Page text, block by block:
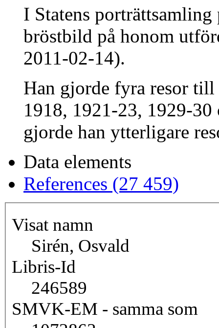
I Statens
bröstbild på honom
2011-02-14).
Han gjorde fyra resor
1918, 1921-23, 1929-
gjorde han ytterligare
Data elements
References (27 459)
Visat namn
Sirén, Osvald
Libris-Id
246589
SMVK-EM - samma som